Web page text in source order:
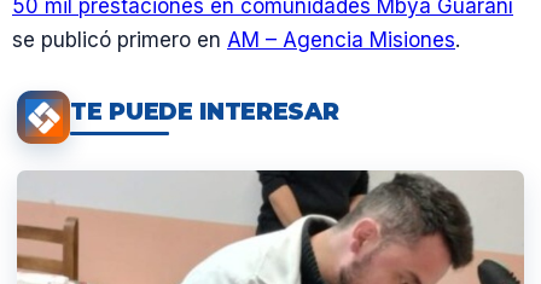
50 mil prestaciones en comunidades Mbya Guaraní
se publicó primero en AM – Agencia Misiones.
TE PUEDE INTERESAR